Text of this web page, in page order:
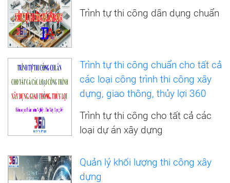
Trình tự thi công dân dụng chuẩn
Trình tự thi công chuẩn cho tất cả
các loại công trình thi công xây
dựng, giao thông, thủy lợi 360
Trình tự thi công cho tất cả các
loại dự án xây dựng
Quản lý khối lượng thi công xây
dựng